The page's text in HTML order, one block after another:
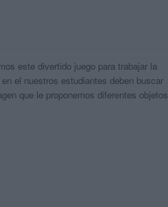
este divertido juego para trabajar la
el nuestros estudiantes deben buscar
que le proponemos diferentes objetos